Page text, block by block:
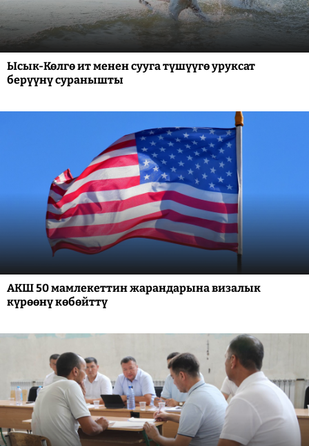
Ысык-Көлгө ит менен сууга түшүүгө уруксат
берүүнү суранышты
АКШ 50 мамлекеттин жарандарына визалык
күрөөнү көбөйттү